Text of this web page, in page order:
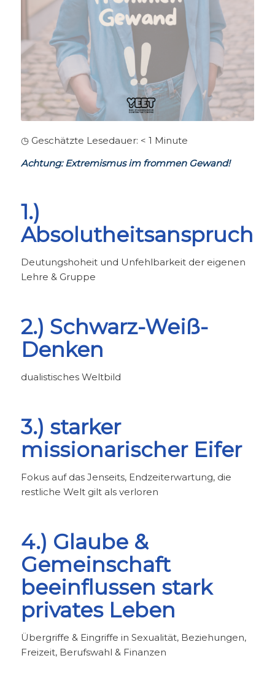
◷ Geschätzte Lesedauer: < 1 Minute
Achtung: Extremismus im frommen Gewand!
1.)
Absolutheitsanspruch
Deutungshoheit und Unfehlbarkeit der eigenen
Lehre & Gruppe
2.) Schwarz-Weiß-
Denken
dualistisches Weltbild
3.) starker
missionarischer Eifer
Fokus auf das Jenseits, Endzeiterwartung, die
restliche Welt gilt als verloren
4.) Glaube &
Gemeinschaft
beeinflussen stark
privates Leben
Übergriffe & Eingriffe in Sexualität, Beziehungen,
Freizeit, Berufswahl & Finanzen